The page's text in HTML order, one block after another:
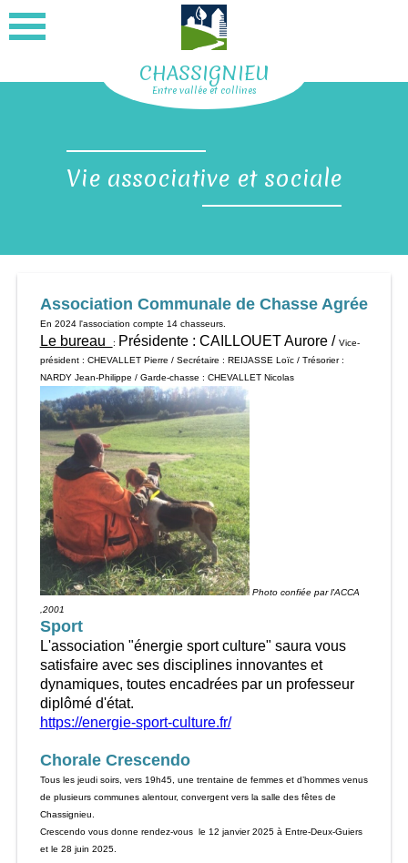
CHASSIGNIEU
Entre vallée et collines
Vie associative et sociale
Association Communale de Chasse Agrée
En 2024 l'association compte 14 chasseurs.
Le bureau : Présidente : CAILLOUET Aurore / Vice-
président : CHEVALLET Pierre / Secrétaire : REIJASSE Loïc / Trésorier :
NARDY Jean-Philippe / Garde-chasse : CHEVALLET Nicolas
Photo confiée par l'ACCA
,2001
Sport
L'association "énergie sport culture" saura vous
satisfaire avec ses disciplines innovantes et
dynamiques, toutes encadrées par un professeur
diplômé d'état.
https://energie-sport-culture.fr/
Chorale Crescendo
Tous les jeudi soirs, vers 19h45, une trentaine de femmes et d’hommes venus
de plusieurs communes alentour, convergent vers la salle des fêtes de
Chassignieu.
Crescendo vous donne rendez-vous le 12 janvier 2025 à Entre-Deux-Guiers
et le 28 juin 2025.